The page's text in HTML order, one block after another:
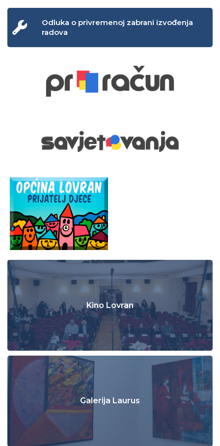
Odluka o privremenoj zabrani izvođenja
radova
Kino Lovran
Galerija Laurus